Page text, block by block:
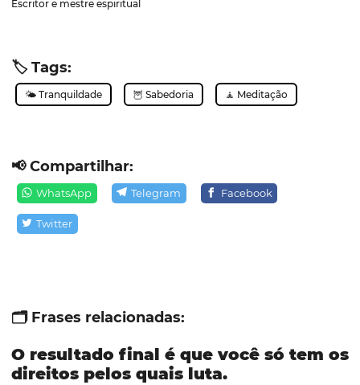
Escritor e mestre espiritual
🏷️ Tags:
🌤️ Tranquildade 🦉 Sabedoria 🧘 Meditação
📢 Compartilhar:
WhatsApp Telegram Facebook
Twitter
🗂️ Frases relacionadas:
O resultado final é que você só tem os
direitos pelos quais luta.